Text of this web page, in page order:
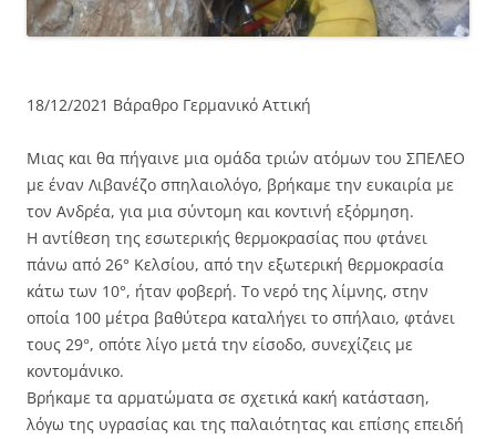
18/12/2021 Βάραθρο Γερμανικό Αττική
Μιας και θα πήγαινε μια ομάδα τριών ατόμων του ΣΠΕΛΕΟ
με έναν Λιβανέζο σπηλαιολόγο, βρήκαμε την ευκαιρία με
τον Ανδρέα, για μια σύντομη και κοντινή εξόρμηση.
Η αντίθεση της εσωτερικής θερμοκρασίας που φτάνει
πάνω από 26° Κελσίου, από την εξωτερική θερμοκρασία
κάτω των 10°, ήταν φοβερή. Το νερό της λίμνης, στην
οποία 100 μέτρα βαθύτερα καταλήγει το σπήλαιο, φτάνει
τους 29°, οπότε λίγο μετά την είσοδο, συνεχίζεις με
κοντομάνικο.
Βρήκαμε τα αρματώματα σε σχετικά κακή κατάσταση,
λόγω της υγρασίας και της παλαιότητας και επίσης επειδή